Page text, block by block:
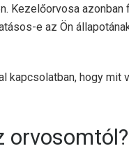
Kezelőorvosa
e az Ön
kapcsolatban, hogy
orvosomtól?